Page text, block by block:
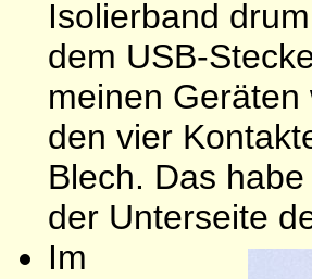
Isolierband
dem USB-
meinen
den vier
Blech. Das
der Unterseite
Im